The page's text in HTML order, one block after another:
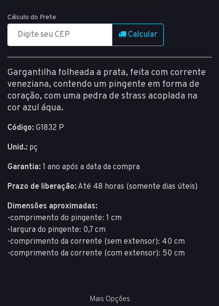
Cálculo do Frete
Calcular
Gargantilha folheada a prata, feita com corrente
veneziana, contendo um pingente em forma de
coração, com uma pedra de strass acoplada na
cor azul áqua.
Código: G1832 P
Unid.: pç
Garantia: 1 ano após a data da compra
Prazo de liberação: Até 48 horas (somente dias úteis)
Dimensões aproximadas:
-comprimento do pingente: 1 cm
-largura do pingente: 0,7 cm
-comprimento da corrente (sem extensor): 40 cm
-comprimento da corrente (com extensor): 50 cm
Mais Opções